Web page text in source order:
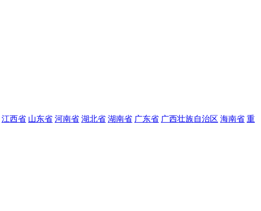
江西省 山东省 河南省 湖北省 湖南省 广东省 广西壮族自治区 海南省 重